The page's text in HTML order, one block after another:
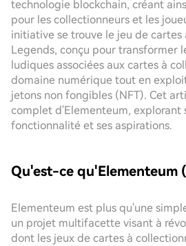
technologie blockchain, créant
pour les collectionneurs et les
initiative se trouve le jeu de
Legends, conçu pour transformer
ludiques associées aux cartes à
domaine numérique tout en
jetons non fongibles (NFT). Cet
complet d'Elementeum, explorant
fonctionnalité et ses aspirations.
Qu'est-ce qu'Elementeum
Elementeum est plus qu'une
un projet multifacette visant à
dont les jeux de cartes à